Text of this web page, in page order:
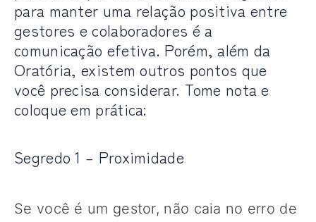
para manter uma relação positiva entre
gestores e colaboradores é a
comunicação efetiva. Porém, além da
Oratória, existem outros pontos que
você precisa considerar. Tome nota e
coloque em prática:
Segredo 1 – Proximidade
Se você é um gestor, não caia no erro de